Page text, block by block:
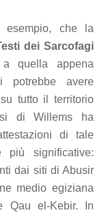
esempio, che la
dei Sarcofagi
quella appena
potrebbe avere
tutto il territorio
di Willems ha
di tale
più significative:
dai siti di Abusir
medio egiziana
Qau el-Kebir. In